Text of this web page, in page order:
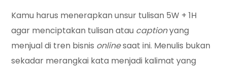
Kamu harus menerapkan unsur tulisan 5W + 1H
agar menciptakan tulisan atau captionyang
menjual di tren bisnis onlinesaat ini. Menulis bukan
sekadar merangkai kata menjadi kalimat yang